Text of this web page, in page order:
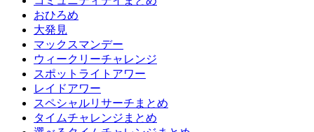
おひろめ
大発見
マックスマンデー
ウィークリーチャレンジ
スポットライトアワー
レイドアワー
スペシャルリサーチまとめ
タイムチャレンジまとめ